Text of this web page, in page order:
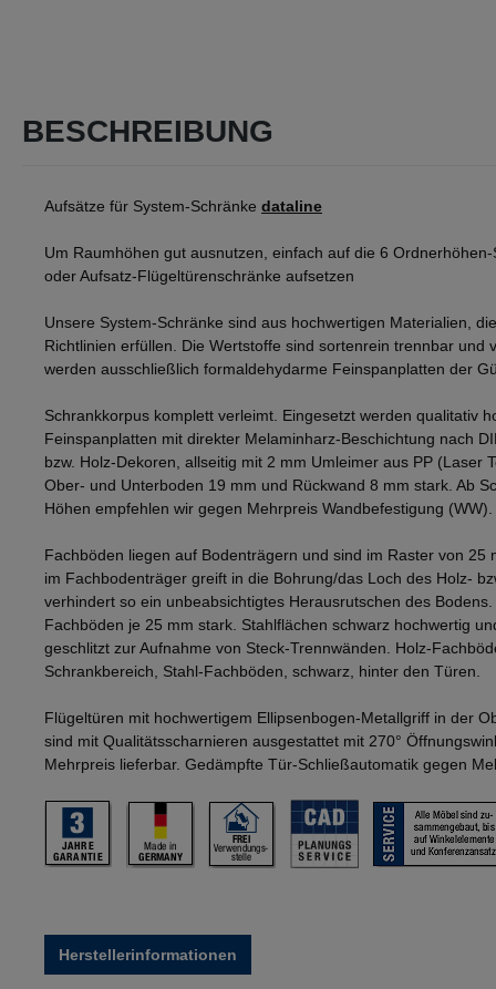
BESCHREIBUNG
Aufsätze für System-Schränke dataline
Um Raumhöhen gut ausnutzen, einfach auf die 6
oder Aufsatz-Flügeltürenschränke aufsetzen
Unsere System-Schränke sind aus hochwertigen Materialien,
Richtlinien erfüllen. Die Wertstoffe sind sortenrein trennbar und
werden ausschließlich formaldehydarme Feinspanplatten der
Schrankkorpus komplett verleimt. Eingesetzt werden qualitativ
Feinspanplatten mit direkter Melaminharz-Beschichtung nach
bzw. Holz-Dekoren, allseitig mit 2 mm Umleimer aus PP (Laser
Ober- und Unterboden 19 mm und Rückwand 8 mm stark. Ab
Höhen empfehlen wir gegen Mehrpreis Wandbefestigung (WW).
Fachböden liegen auf Bodenträgern und sind im Raster von 25
im Fachbodenträger greift in die Bohrung/das Loch des Holz-
verhindert so ein unbeabsichtigtes Herausrutschen des
Fachböden je 25 mm stark. Stahlflächen schwarz hochwertig
geschlitzt zur Aufnahme von Steck-Trennwänden. Holz-
Schrankbereich, Stahl-Fachböden, schwarz, hinter den Türen.
Flügeltüren mit hochwertigem Ellipsenbogen-Metallgriff in der
sind mit Qualitätsscharnieren ausgestattet mit 270°
Mehrpreis lieferbar. Gedämpfte Tür-Schließautomatik gegen
Herstellerinformationen